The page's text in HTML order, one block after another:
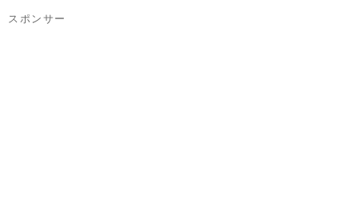
スポンサー